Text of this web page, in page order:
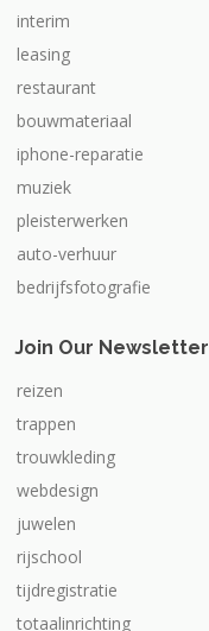
interim
leasing
restaurant
bouwmateriaal
iphone-reparatie
muziek
pleisterwerken
auto-verhuur
bedrijfsfotografie
Join Our Newsletter
reizen
trappen
trouwkleding
webdesign
juwelen
rijschool
tijdregistratie
totaalinrichting